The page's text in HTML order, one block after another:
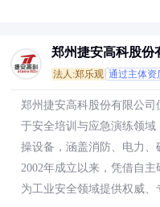
郑州捷安高科股份
法人:郑乐观 通过主体资
郑州捷安高科股份有限公
于安全培训与应急演练领
操设备，涵盖消防、电力
2002年成立以来，凭借自
为工业安全领域提供权威、